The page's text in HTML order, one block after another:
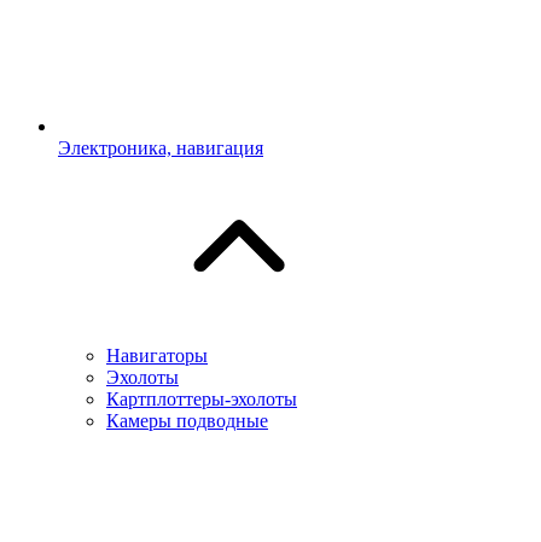
Электроника, навигация
Навигаторы
Эхолоты
Картплоттеры-эхолоты
Камеры подводные